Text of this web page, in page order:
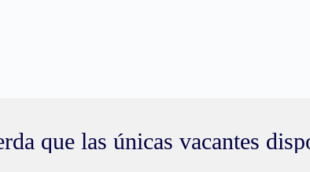
que las únicas vacantes